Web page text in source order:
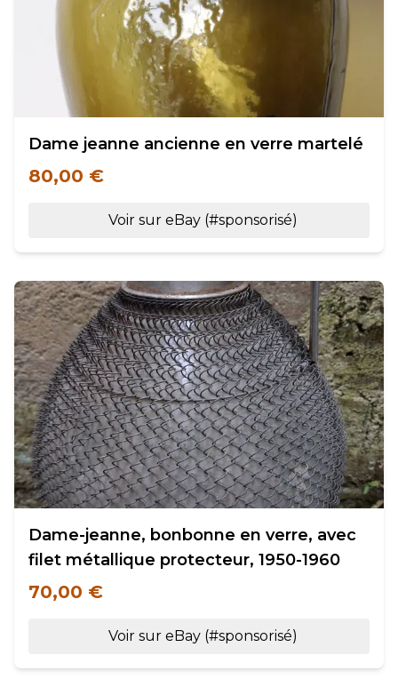
Dame jeanne ancienne en verre martelé
80,00 €
Voir sur eBay (#sponsorisé)
Dame-jeanne, bonbonne en verre, avec
filet métallique protecteur, 1950-1960
70,00 €
Voir sur eBay (#sponsorisé)